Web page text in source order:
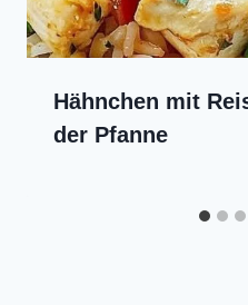
Hähnchen mit
der Pfanne